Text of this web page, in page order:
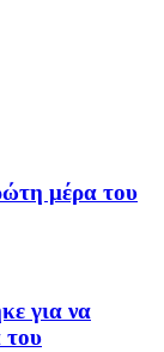
μέρα του
για να
του